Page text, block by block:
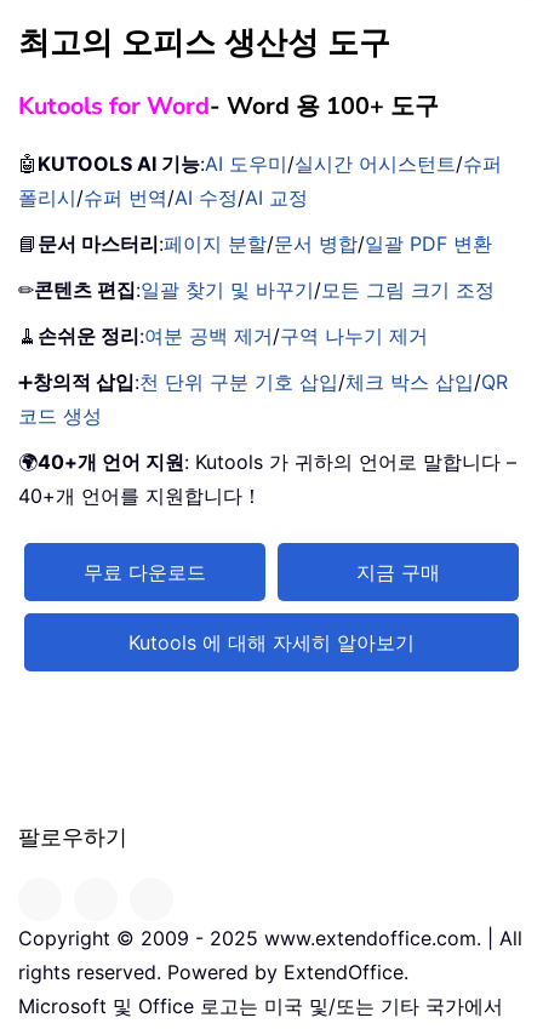
최고의 오피스 생산성 도구
Kutools for Word- Word 용 100+ 도구
🤖 KUTOOLS AI 기능:AI 도우미/실시간 어시스턴트/슈퍼
폴리시/슈퍼 번역/AI 수정/AI 교정
📘 문서 마스터리:페이지 분할/문서 병합/일괄 PDF 변환
✏콘텐츠 편집:일괄 찾기 및 바꾸기/모든 그림 크기 조정
🧹 손쉬운 정리:여분 공백 제거/구역 나누기 제거
➕창의적 삽입:천 단위 구분 기호 삽입/체크 박스 삽입/QR
코드 생성
🌍40+개 언어 지원: Kutools 가 귀하의 언어로 말합니다 –
40+개 언어를 지원합니다！
무료 다운로드 지금 구매
Kutools 에 대해 자세히 알아보기
팔로우하기
Copyright © 2009 - 2025 www.extendoffice.com. | All
rights reserved. Powered by ExtendOffice.
Microsoft 및 Office 로고는 미국 및/또는 기타 국가에서